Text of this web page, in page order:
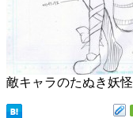
敵キャラのたぬき妖怪